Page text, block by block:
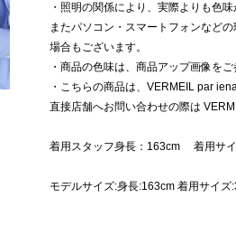
・照明の関係により、実際よりも色
またパソコン・スマートフォンなど
場合もございます。
・商品の色味は、商品アップ画像をご
・こちらの商品は、VERMEIL par
直接店舗へお問い合わせの際は
着用スタッフ身長：163cm 着用サ
モデルサイズ:身長:163cm 着用サイズ